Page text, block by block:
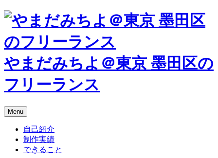
やまだみちよ＠東京 墨田区の
フリーランス
Menu
自己紹介
制作実績
できること